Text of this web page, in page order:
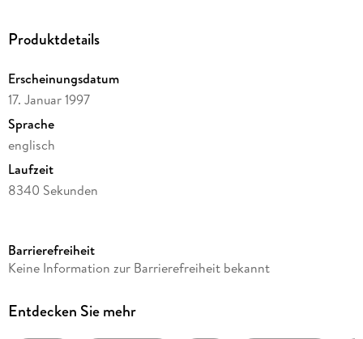
so-called civilized society and the state of nature from which
Shakespeare's' more serious works, As You Like It is a
stimulating literary pleasure from start to finish.
Produktdetails
Erscheinungsdatum
17. Januar 1997
Sprache
englisch
Laufzeit
8340 Sekunden
Autor/Autorin
Sprecher/Sprecherin
Barrierefreiheit
Keine Information zur Barrierefreiheit bekannt
Entdecken Sie mehr